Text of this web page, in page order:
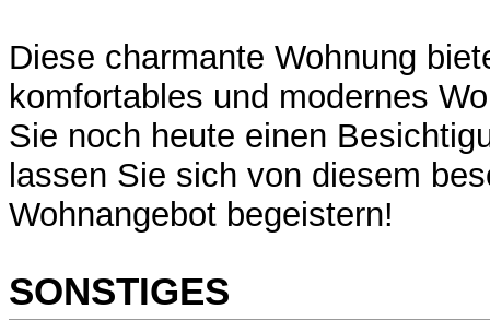
Diese charmante Wohnung
komfortables und modernes
Sie noch heute einen
lassen Sie sich von diesem
Wohnangebot begeistern!
SONSTIGES